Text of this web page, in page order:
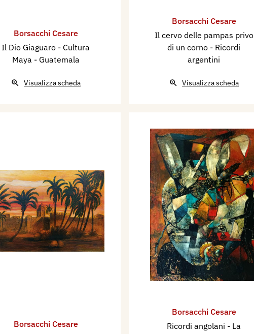
Borsacchi Cesare
Il Dio Giaguaro - Cultura
Maya - Guatemala
Visualizza scheda
Borsacchi Cesare
Il cervo delle pampas privo
di un corno - Ricordi
argentini
Visualizza scheda
Borsacchi Cesare
Borsacchi Cesare
Ricordi angolani - La